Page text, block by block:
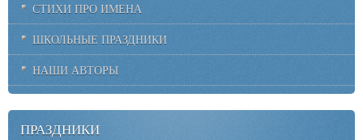
СТИХИ ПРО ИМЕНА
ШКОЛЬНЫЕ ПРАЗДНИКИ
НАШИ АВТОРЫ
ПРАЗДНИКИ